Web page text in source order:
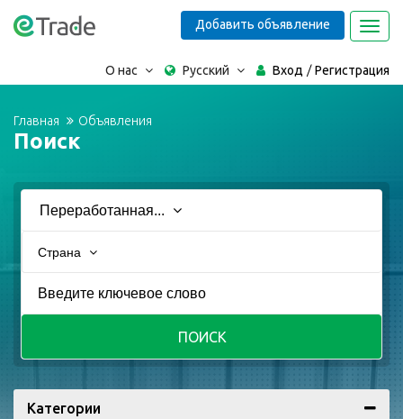
О нас
Русский Вход Регистрация
Добавить объявление
Главная Объявления
Поиск
Переработанная...
Страна
ПОИСК
Категории